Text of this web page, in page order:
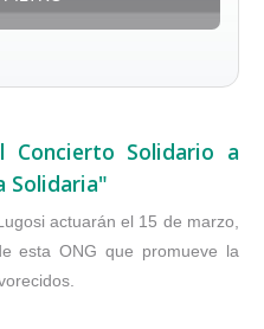
Concierto Solidario a
Solidaria"
actuarán el 15 de marzo,
esta ONG que promueve la